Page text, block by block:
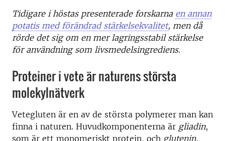
Tidigare i höstas presenterade forskarna en annan
potatis med förändrad stärkelsekvalitet, men då
rörde det sig om en mer lagringsstabil stärkelse
för användning som livsmedelsingrediens.
Proteiner i vete är naturens största
molekylnätverk
Vetegluten är en av de största polymerer man kan
finna i naturen. Huvudkomponenterna är gliadin,
som är ett monomeriskt protein, och glutenin,